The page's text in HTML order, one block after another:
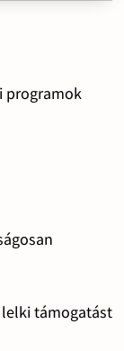
programok
támogatást